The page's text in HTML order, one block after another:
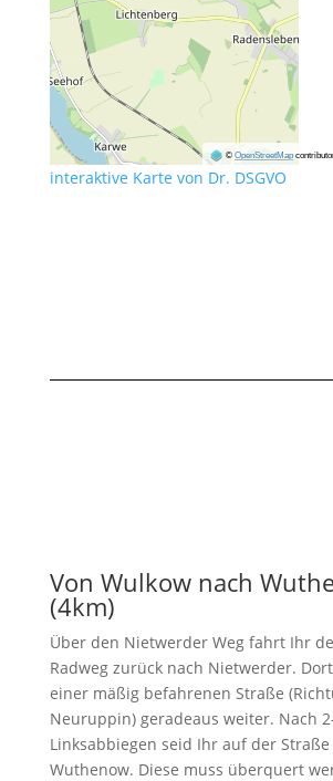
©OpenStreetMap
interaktive Karte von Dr. DSGVO
Von Wulkow nach
(4km)
Über den Nietwerder Weg fahrt Ihr
Radweg zurück nach Nietwerder.
einer mäßig befahrenen Straße
Neuruppin) geradeaus weiter. Nach
Linksabbiegen seid Ihr auf der Straße
Wuthenow. Diese muss überquert